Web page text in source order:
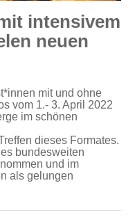
intensivem
neuen
mit und ohne
vom 1.- 3. April 2022
im schönen
dieses Formates.
bundesweiten
und im
als gelungen